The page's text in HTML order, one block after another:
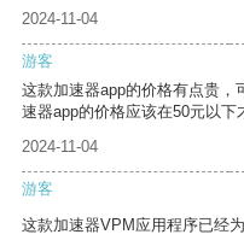
2024-11-04
游客
这款加速器app的价格有点贵，
速器app的价格应该在50元以下
2024-11-04
游客
这款加速器VPM应用程序已经